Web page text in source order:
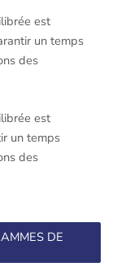
est
un temps
des
est
un temps
des
DE